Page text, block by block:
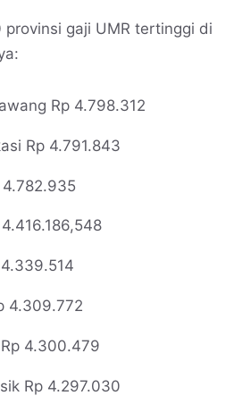
provinsi gaji UMR tertinggi di
Rp 4.798.312
Rp 4.791.843
4.782.935
4.309.772
4.300.479
Rp 4.297.030